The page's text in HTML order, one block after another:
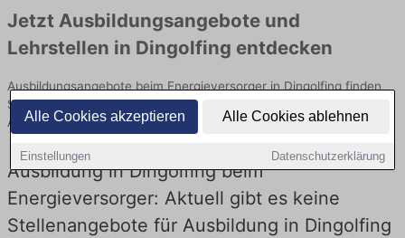
Alle Cookies akzeptieren Alle Cookies ablehnen
Einstellungen Datenschutzerklärung
Jetzt Ausbildungsangebote und
Lehrstellen in Dingolfing entdecken
Ausbildungsangebote beim Energieversorger in Dingolfing finden
Sie von namhaften Firmen. Entdecken Sie freie Optionen von Top-
Arbeitgebern und bewerben Sie sich noch heute.
Ausbildung in Dingolfing beim
Energieversorger: Aktuell gibt es keine
Stellenangebote für Ausbildung in Dingolfing